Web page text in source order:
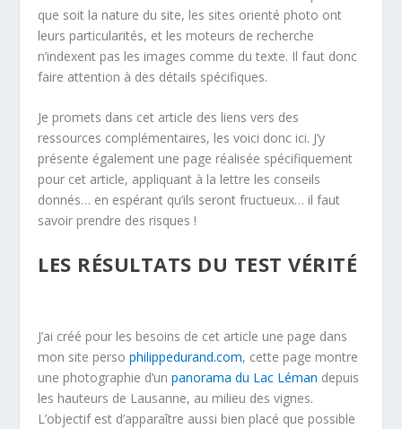
que soit la nature du site, les sites orienté photo ont
leurs particularités, et les moteurs de recherche
n’indexent pas les images comme du texte. Il faut donc
faire attention à des détails spécifiques.
Je promets dans cet article des liens vers des
ressources complémentaires, les voici donc ici. J’y
présente également une page réalisée spécifiquement
pour cet article, appliquant à la lettre les conseils
donnés… en espérant qu’ils seront fructueux… il faut
savoir prendre des risques !
LES RÉSULTATS DU TEST VÉRITÉ
J’ai créé pour les besoins de cet article une page dans
mon site persophilippedurand.com, cette page montre
une photographie d’unpanorama du Lac Léman depuis
les hauteurs de Lausanne, au milieu des vignes.
L’objectif est d’apparaître aussi bien placé que possible